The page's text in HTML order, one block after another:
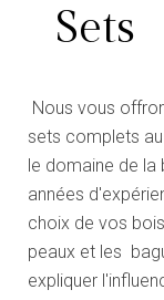
Sets
Nous vous
sets complets
le domaine de la
années
choix de vos
peaux et les
expliquer